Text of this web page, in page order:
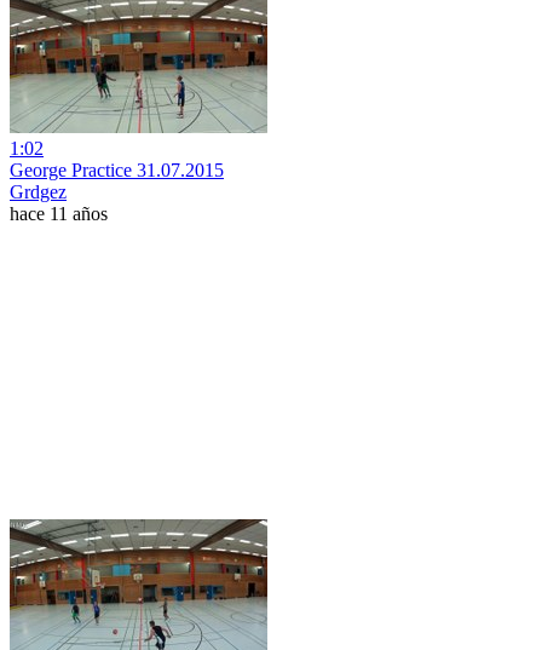
1:02
George Practice 31.07.2015
Grdgez
hace 11 años